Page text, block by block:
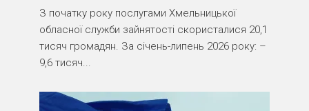
З початку року послугами Хмельницької
обласної служби зайнятості скористалися 20,1
тисяч громадян. За січень-липень 2026 року: –
9,6 тисяч...